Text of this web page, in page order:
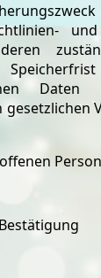
gesetzlichen
Person